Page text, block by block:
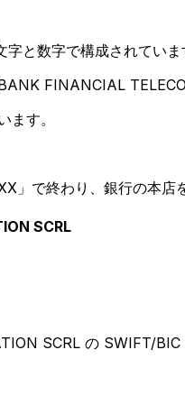
と数字で構成されていま
FINANCIAL
す。
」で終わり、銀行の本店
SCRL
SCRL の SWIFT/BIC